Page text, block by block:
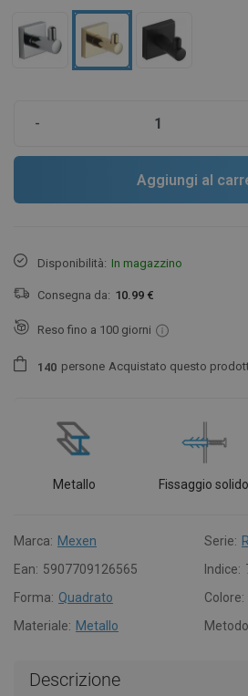
-
Aggiungi al
Disponibilità: In magazzino
Consegna da: 10.99 €
Reso fino a 100 giorni
1 40 persone Acquistato questo
Metallo Fissaggio solido
Marca: Mexen Serie:
Ean: 5907709126565 Indice:
Forma: Quadrato Colore:
Materiale: Metallo
Descrizione